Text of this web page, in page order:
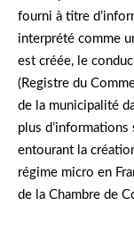
fourni à titre
interprété comme
est créée, le
(Registre du
de la municipalité
plus
entourant la
régime micro en
de la Chambre de